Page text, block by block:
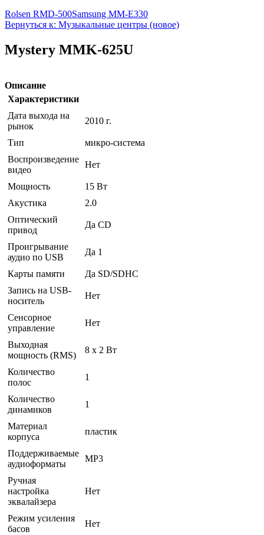
Rolsen RMD-500Samsung MM-E330
Вернуться к: Музыкальные центры (новое)
Mystery MMK-625U
Описание
Характеристики
Дата выхода на
рынок
2010 г.
Тип
микро-система
Воспроизведение
видео
Нет
Мощность
15 Вт
Акустика
2.0
Оптический
привод
Да CD
Проигрывание
аудио по USB
Да 1
Карты памяти
Да SD/SDHC
Запись на USB-
носитель
Нет
Сенсорное
управление
Нет
Выходная
мощность (RMS)
8 x 2 Вт
Количество
полос
1
Количество
динамиков
1
Материал
корпуса
пластик
Поддерживаемые
аудиоформаты
MP3
Ручная
настройка
эквалайзера
Нет
Режим усиления
басов
Нет